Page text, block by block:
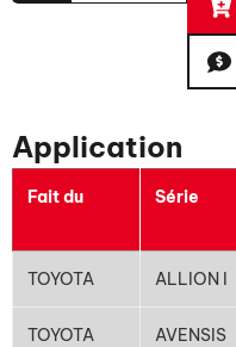
Application
Fait du Série
TOYOTA ALLION I
TOYOTA AVENSIS